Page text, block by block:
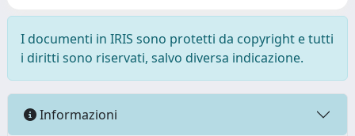
I documenti in IRIS sono protetti da copyright e tutti
i diritti sono riservati, salvo diversa indicazione.
Informazioni